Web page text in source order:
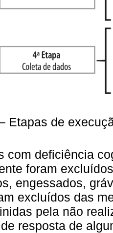
Etapas de
com deficiência
foram
engessados,
excluídos das
pela não
resposta de